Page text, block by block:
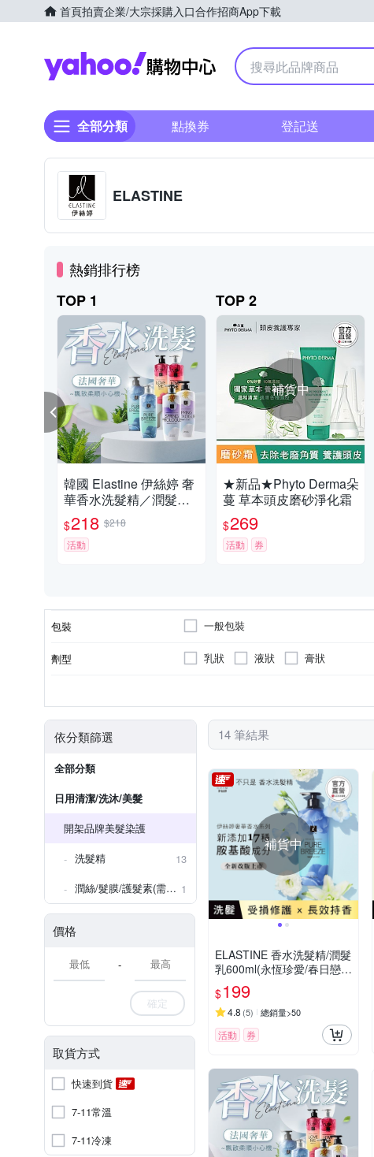
首頁拍賣企業/大宗採購入口合作招商App下載
Yahoo購物中心
全部分類 點換券 登記送
ELASTINE
熱銷排行榜
TOP 1
韓國 Elastine 伊絲婷 奢
華香水洗髮精／潤髮乳
(600ml) 款式可選 最新2
024升級版【小三美日】
D152531
$218 $218
活動
TOP 2
補貨中
★新品★Phyto Derma朵
蔓 草本頭皮磨砂淨化霜
$269
活動 券
包裝 一般包裝
劑型 乳狀 液狀 膏狀
依分類篩選
全部分類
日用清潔/洗沐/美髮
開架品牌美髮染護
洗髮精
13
潤絲/髮膜/護髮素(需沖洗) 1
價格
-
確定
取貨方式
快速到貨
7-11常溫
7-11冷凍
14 筆結果
補貨中
ELASTINE 香水洗髮精/潤髮
乳600ml(永恆珍愛/春日戀
曲/甜蜜愛戀)
$199
4.8 (5) 總銷量>50
活動 券